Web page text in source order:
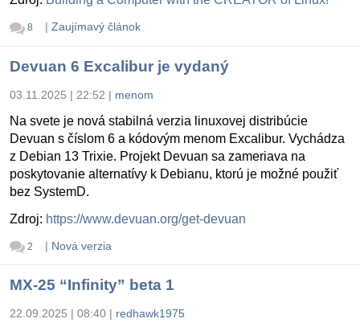
8 | Zaujímavý článok
Devuan 6 Excalibur je vydaný
03.11.2025 | 22:52 | menom
Na svete je nová stabilná verzia linuxovej distribúcie
Devuan s číslom 6 a kódovým menom Excalibur. Vychádza
z Debian 13 Trixie. Projekt Devuan sa zameriava na
poskytovanie alternatívy k Debianu, ktorú je možné použiť
bez SystemD.
Zdroj: https://www.devuan.org/get-devuan
2 | Nová verzia
MX-25 “Infinity” beta 1
22.09.2025 | 08:40 | redhawk1975